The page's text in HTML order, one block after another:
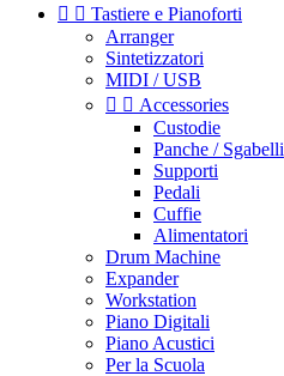
  Tastiere e Pianoforti
Arranger
Sintetizzatori
MIDI / USB
  Accessories
Custodie
Panche / Sgabelli
Supporti
Pedali
Cuffie
Alimentatori
Drum Machine
Expander
Workstation
Piano Digitali
Piano Acustici
Per la Scuola